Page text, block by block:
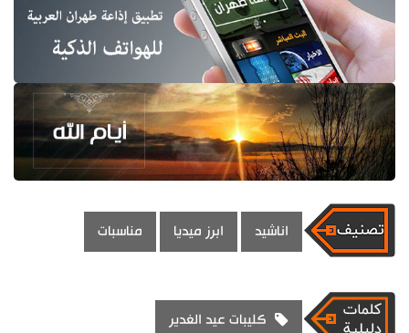
اناشيد ابرز ميديا مناسبات
كليبات عيد الغدير